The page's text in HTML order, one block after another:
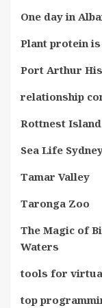
One day in
Plant protein is
Port Arthur
relationship
Rottnest Island
Sea Life
Tamar Valley
Taronga Zoo
The Magic of
Waters
tools for
top